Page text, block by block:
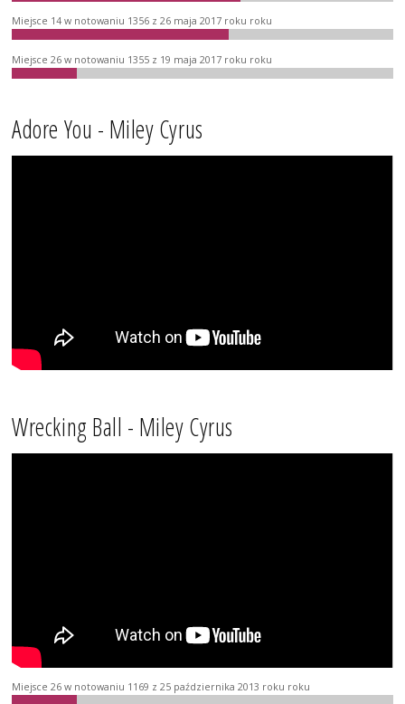
Miejsce 14 w notowaniu 1356 z 26 maja 2017 roku roku
Miejsce 26 w notowaniu 1355 z 19 maja 2017 roku roku
Adore You - Miley Cyrus
Wrecking Ball - Miley Cyrus
Miejsce 26 w notowaniu 1169 z 25 października 2013 roku roku